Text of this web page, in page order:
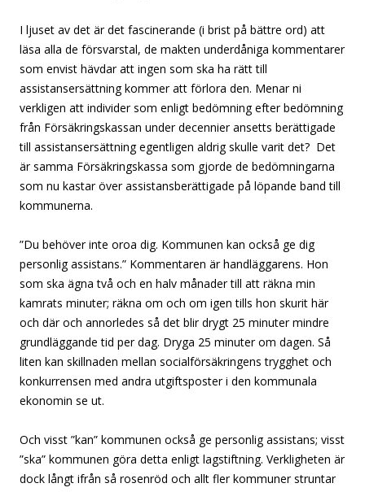
I ljuset av det är det fascinerande (i brist på bättre ord) att
läsa alla de försvarstal, de makten underdåniga kommentarer
som envist hävdar att ingen som ska ha rätt till
assistansersättning kommer att förlora den. Menar ni
verkligen att individer som enligt bedömning efter bedömning
från Försäkringskassan under decennier ansetts berättigade
till assistansersättning egentligen aldrig skulle varit det? Det
är samma Försäkringskassa som gjorde de bedömningarna
som nu kastar över assistansberättigade på löpande band till
kommunerna.
”Du behöver inte oroa dig. Kommunen kan också ge dig
personlig assistans.” Kommentaren är handläggarens. Hon
som ska ägna två och en halv månader till att räkna min
kamrats minuter; räkna om och om igen tills hon skurit här
och där och annorledes så det blir drygt 25 minuter mindre
grundläggande tid per dag. Dryga 25 minuter om dagen. Så
liten kan skillnaden mellan socialförsäkringens trygghet och
konkurrensen med andra utgiftsposter i den kommunala
ekonomin se ut.
Och visst ”kan” kommunen också ge personlig assistans; visst
”ska” kommunen göra detta enligt lagstiftning. Verkligheten är
dock långt ifrån så rosenröd och allt fler kommuner struntar